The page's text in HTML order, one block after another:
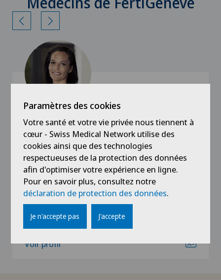
Clinique Générale-Beaulieu
Dr méd. Alexandra Ambrosetti
Spécialisation
Gynécologie,
Obstétrique
Voir profil
Paramètres des cookies
Votre santé et votre vie privée nous tiennent à
cœur - Swiss Medical Network utilise des
cookies ainsi que des technologies
respectueuses de la protection des données
afin d'optimiser votre expérience en ligne.
Pour en savoir plus, consultez notre
déclaration de protection des données.
Je n'accepte pas J'accepte